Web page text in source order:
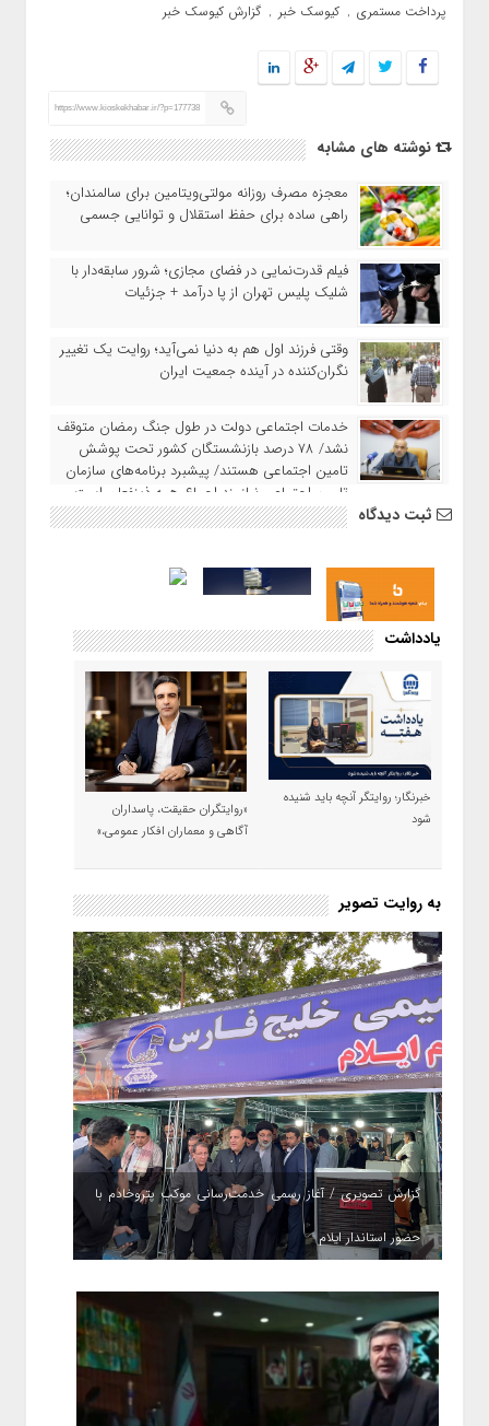
پرداخت مستمری , کیوسک خبر , گزارش کیوسک خبر
https://www.kioskekhabar.ir/?p=177738
نوشته های مشابه
معجزه مصرف روزانه مولتی‌ویتامین برای سالمندان؛
راهی ساده برای حفظ استقلال و توانایی جسمی
فیلم قدرت‌نمایی در فضای مجازی؛ شرور سابقه‌دار با
شلیک پلیس تهران از پا درآمد + جزئیات
وقتی فرزند اول هم به دنیا نمی‌آید؛ روایت یک تغییر
نگران‌کننده در آینده جمعیت ایران
خدمات اجتماعی دولت در طول جنگ رمضان متوقف
نشد/ ۷۸ درصد بازنشستگان کشور تحت پوشش
تامین اجتماعی هستند/ پیشبرد برنامه‌های سازمان
تامین اجتماعی نیازمند اجماع همه ذینفعان است
ثبت دیدگاه
یادداشت
خبرنگار؛ روایتگر آنچه باید شنیده
شود
«روایتگران حقیقت، پاسداران
آگاهی و معماران افکار عمومی،»
به روایت تصویر
گزارش تصویری / آغاز رسمی خدمت‌رسانی موکب پتروخادم با
حضور استاندار ایلام